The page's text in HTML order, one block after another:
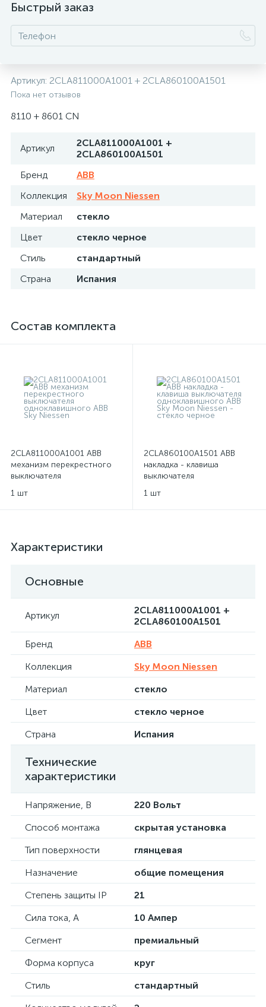
Быстрый заказ
Артикул: 2CLA811000A1001 + 2CLA860100A1501
Пока нет отзывов
8110 + 8601 CN
Артикул
2CLA811000A1001 +
2CLA860100A1501
Бренд
ABB
Коллекция
Sky Moon Niessen
Материал
стекло
Цвет
стекло черное
Стиль
стандартный
Страна
Испания
Состав комплекта
2CLA811000A1001 ABB
механизм перекрестного
выключателя
Niessen
1 шт
2CLA860100A1501 ABB
накладка - клавиша
выключателя
Moon Niessen - стекло
1 шт
Характеристики
Основные
Артикул
2CLA811000A1001 +
2CLA860100A1501
Бренд
ABB
Коллекция
Sky Moon Niessen
Материал
стекло
Цвет
стекло черное
Страна
Испания
Технические
характеристики
Напряжение, В
220 Вольт
Способ монтажа
скрытая установка
Тип поверхности
глянцевая
Назначение
общие помещения
Степень защиты IP
21
Сила тока, А
10 Ампер
Сегмент
премиальный
Форма корпуса
круг
Стиль
стандартный